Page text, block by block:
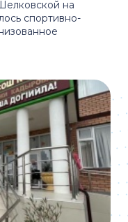
на
спортивно-